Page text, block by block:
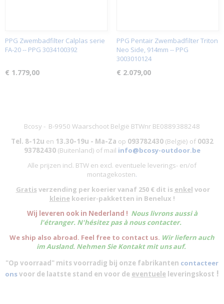
PPG Zwembadfilter Calplas serie
FA-20 -- PPG 3034100392
€ 1.779,00
PPG Pentair Zwembadfilter Triton
Neo Side, 914mm -- PPG
3003010124
€ 2.079,00
Bcosy - B-9950 Waarschoot België BTWnr BE0889388248
Tel. 8-12u en 13.30-19u - Ma-Za op 093782430(België) of 0032
93782430(Buitenland) of mail info@bcosy-outdoor.be
Alle prijzen incl. BTW en excl. eventuele leverings- en/of
montagekosten.
Gratis verzending per koerier vanaf 250 € dit is enkel voor
kleinekoerier-pakketten in Benelux !
Wij leveren ook in Nederland ! Nous livrons aussi à
l'étranger. N'hésitez pas à nous contacter.
We ship also abroad. Feel free to contact us. Wir liefern auch
im Ausland. Nehmen Sie Kontakt mit uns auf.
"Op voorraad" mits voorradig bij onze fabrikanten contacteer
onsvoor de laatste stand en voor de eventuele leveringskost !